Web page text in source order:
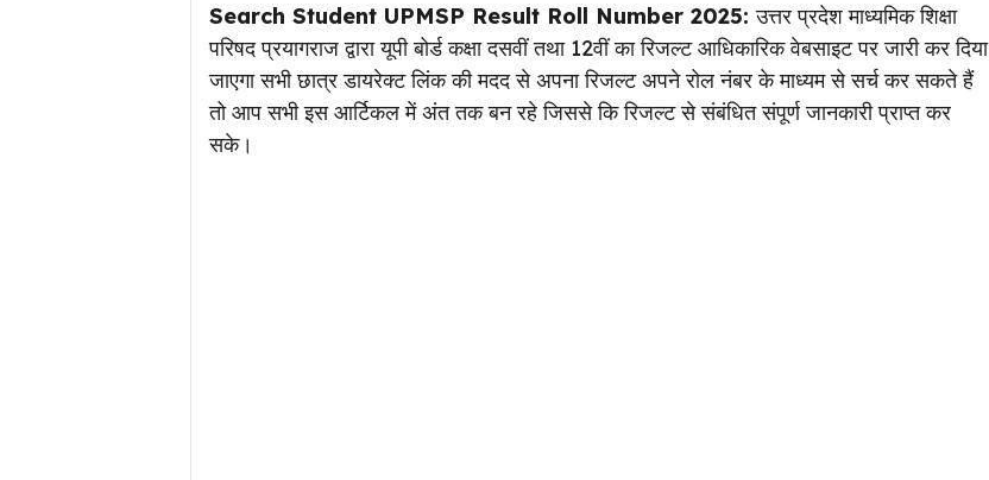
Search Student UPMSP Result Roll Number 2025:उत्तर प्रदेश माध्यमिक शिक्षा
परिषद प्रयागराज द्वारा यूपी बोर्ड कक्षा दसवीं तथा 12वीं का रिजल्ट आधिकारिक वेबसाइट पर जारी कर दिया
जाएगा सभी छात्र डायरेक्ट लिंक की मदद से अपना रिजल्ट अपने रोल नंबर के माध्यम से सर्च कर सकते हैं
तो आप सभी इस आर्टिकल में अंत तक बन रहे जिससे कि रिजल्ट से संबंधित संपूर्ण जानकारी प्राप्त कर
सके।